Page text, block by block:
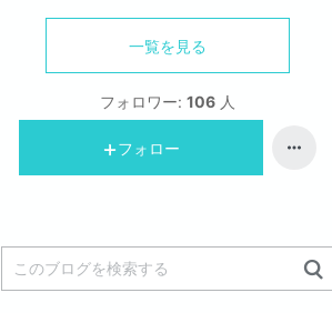
一覧を見る
フォロワー: 106 人
フォロー